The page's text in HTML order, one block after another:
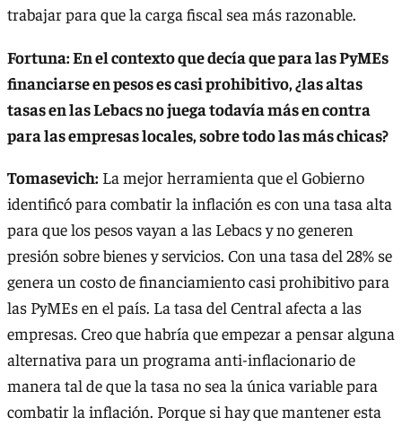
trabajar para que la carga fiscal sea más razonable.
Fortuna: En el contexto que decía que para las PyMEs
financiarse en pesos es casi prohibitivo, ¿las altas
tasas en las Lebacs no juega todavía más en contra
para las empresas locales, sobre todo las más chicas?
Tomasevich: La mejor herramienta que el Gobierno
identificó para combatir la inflación es con una tasa alta
para que los pesos vayan a las Lebacs y no generen
presión sobre bienes y servicios. Con una tasa del 28% se
genera un costo de financiamiento casi prohibitivo para
las PyMEs en el país. La tasa del Central afecta a las
empresas. Creo que habría que empezar a pensar alguna
alternativa para un programa anti-inflacionario de
manera tal de que la tasa no sea la única variable para
combatir la inflación. Porque si hay que mantener esta